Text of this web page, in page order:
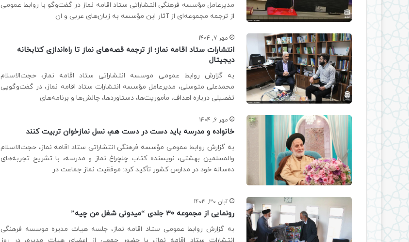
مدیرعامل مؤسسه فرهنگی انتشاراتی ستاد اقامه نماز در گفت‌وگو با روابط عمومی
از ترجمه مجموعه‌ای از آثار این مؤسسه به زبان‌های عربی و ان
مهر 7, 1404
انتشارات ستاد اقامه نماز؛ از ترجمه قصه‌های نماز تا راه‌اندازی کتابخانه
دیجیتال
به گزارش روابط عمومی موسسه انتشاراتی ستاد اقامه نماز، حجت‌الاسلام
محمدعلی متوسلی، مدیرعامل مؤسسه انتشارات ستاد اقامه نماز، در گفت‌وگویی
تفصیلی درباره اهداف، مأموریت‌ها، دستاوردها، چالش‌ها و برنامه‌های
مهر 6, 1404
خانواده و مدرسه باید دست در دست هم، نسل نمازخوان تربیت کنند
به گزارش روابط عمومی مؤسسه فرهنگی انتشاراتی ستاد اقامه نماز، حجت‌الاسلام
والمسلمین بهشتی، نویسنده کتاب چلچراغ نماز و مدرسه، با تشریح تجربه‌های
ده‌ساله خود در مدارس کشور تأکید کرد: موفقیت نماز جماعت در
آبان 30, 1403
رونمایی از مجموعه 30 جلدی “میدونی شغل من چیه”
به گزارش روابط عمومی ستاد اقامه نماز، جلسه هیات مدیره موسسه فرهنگی